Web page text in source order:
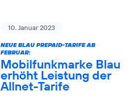
10. Januar 2023
NEUE BLAU PREPAID-TARIFE AB
FEBRUAR:
Mobilfunkmarke Blau
erhöht Leistung der
Allnet-Tarife